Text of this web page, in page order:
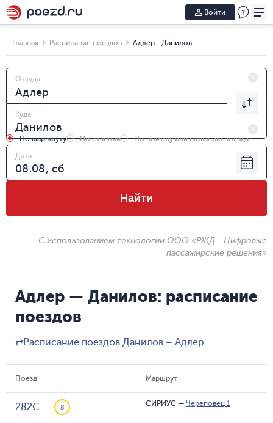
Войти
Главная Расписание поездов Адлер - Данилов
Откуда
Куда
По маршруту По станции
По номеру или названию поезда
Дата
Найти
С использованием технологии ООО «РЖД - Цифровые
пассажирские решения»
Адлер — Данилов: расписание
поездов
⇄Расписание поездов Данилов – Адлер
Поезд Маршрут
282С 8 СИРИУС — Череповец 1